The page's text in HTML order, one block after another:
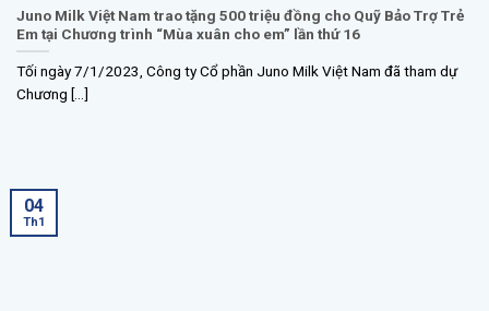
Juno Milk Việt Nam trao tặng 500 triệu đồng cho Quỹ Bảo Trợ Trẻ
Em tại Chương trình “Mùa xuân cho em” lần thứ 16
Tối ngày 7/1/2023, Công ty Cổ phần Juno Milk Việt Nam đã tham dự
Chương [...]
04
Th1